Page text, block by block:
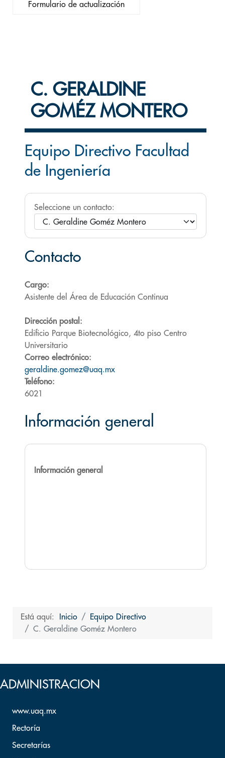
Formulario de actualización
C. GERALDINE
GOMÉZ MONTERO
Equipo Directivo Facultad
de Ingeniería
Seleccione un contacto:
Contacto
Cargo:
Asistente del Área de Educación Continua
Dirección postal:
Edificio Parque Biotecnológico, 4to piso Centro
Universitario
Correo electrónico:
geraldine.gomez@uaq.mx
Teléfono:
6021
Información general
Información general
Está aquí: Inicio
Equipo Directivo
C. Geraldine Goméz Montero
ADMINISTRACION
www.uaq.mx
Rectoría
Secretarías